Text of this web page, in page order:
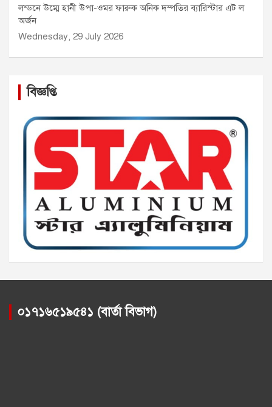
লন্ডনে উম্মে হানী উপা-ওমর ফারুক অনিক দম্পতির ব্যারিস্টার এট ল
অর্জন
Wednesday, 29 July 2026
বিজ্ঞপ্তি
০১৭১৬৫১৯৫৪১ (বার্তা বিভাগ)